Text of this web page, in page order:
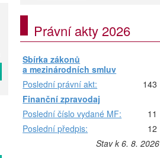
Právní akty 2026
Sbírka zákonů
a mezinárodních smluv
Poslední právní akt:
143
Finanční zpravodaj
Poslední číslo vydané MF:
11
Poslední předpis:
12
Stav k 6. 8. 2026